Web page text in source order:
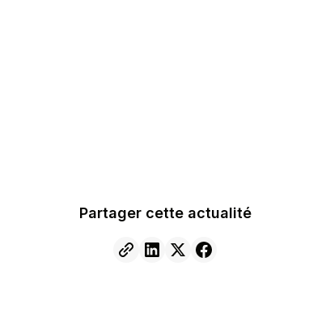
Partager cette actualité